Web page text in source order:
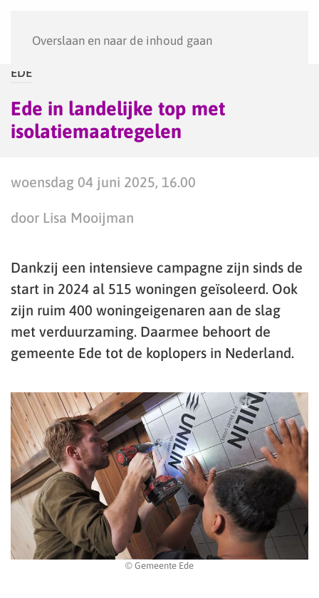
Overslaan en naar de inhoud gaan
EDE
Ede in landelijke top met
isolatiemaatregelen
woensdag 04 juni 2025, 16.00
door Lisa Mooijman
Dankzij een intensieve campagne zijn sinds de
start in 2024 al 515 woningen geïsoleerd. Ook
zijn ruim 400 woningeigenaren aan de slag
met verduurzaming. Daarmee behoort de
gemeente Ede tot de koplopers in Nederland.
© Gemeente Ede